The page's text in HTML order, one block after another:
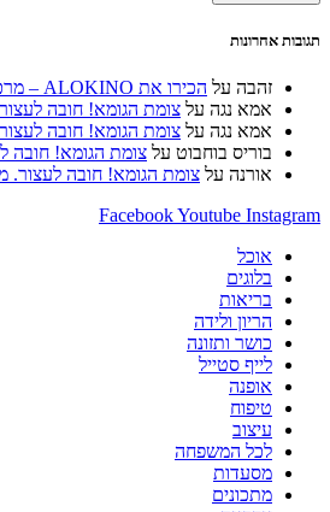
כדי
שלך
תגובות אחרונות
זהבה על הכירו את ALOKINO – מרכז לטיפולי אסתטיקה
אמא נגה על צומת הגומא! חובה
אמא נגה על צומת הגומא! חובה
בוריס בוחבוט על צומת הגומא! חובה
אורנה על צומת הגומא! חובה לעצור.
FacebookYoutube Instagram
אוכל
בלוגים
בריאות
הריון ולידה
כושר ותזונה
לייף סטייל
אופנה
טיפוח
עיצוב
לכל המשפחה
מסעדות
מתכונים